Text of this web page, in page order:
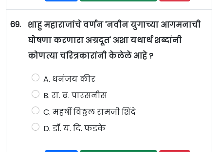
69.
शाहु महाराजांचे वर्णन 'नवीन युगाच्या आगमनाची
घोषणा करणारा अग्रदूत' अशा यथार्थ शब्दांनी
कोणत्या चरित्रकारांनी केलेले आहे ?
A. धनंजय कीर
B. रा. ब. पारसनीस
C. महर्षी विठ्ठल रामजी शिंदे
D. डॉ. य. दि. फडके